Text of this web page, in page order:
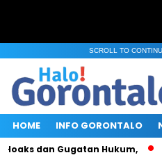
SCROLL TO
HOME INFO GORONTALO
dan Gugatan Hukum,